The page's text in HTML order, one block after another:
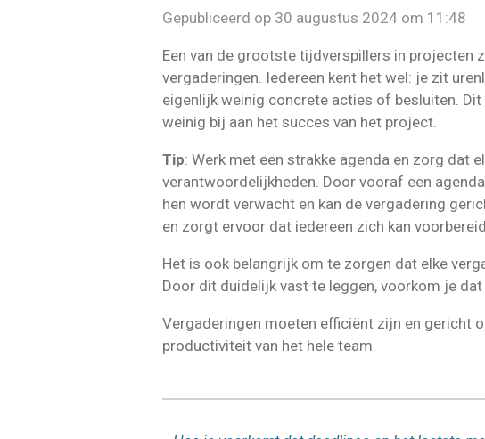
Gepubliceerd op 30 augustus 2024 om 11:48
Een van de grootste tijdverspillers in projecten
vergaderingen. Iedereen kent het wel: je zit
eigenlijk weinig concrete acties of besluiten.
weinig bij aan het succes van het project.
Tip: Werk met een strakke agenda en zorg dat
verantwoordelijkheden. Door vooraf een
hen wordt verwacht en kan de vergadering
en zorgt ervoor dat iedereen zich kan
Het is ook belangrijk om te zorgen dat elke
Door dit duidelijk vast te leggen, voorkom je
Vergaderingen moeten efficiënt zijn en gericht
productiviteit van het hele team.